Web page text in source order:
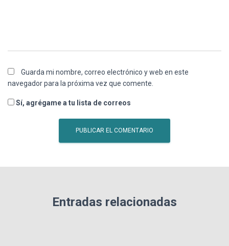
Guarda mi nombre, correo electrónico y web en este
navegador para la próxima vez que comente.
Sí, agrégame a tu lista de correos
Entradas relacionadas